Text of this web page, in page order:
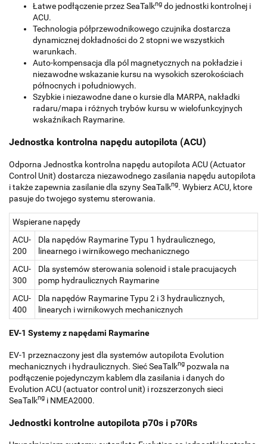
Łatwe podłączenie przez SeaTalkng do jednostki kontrolnej i
ACU.
Technologia półprzewodnikowego czujnika dostarcza
dynamicznej dokładności do 2 stopni we wszystkich
warunkach.
Auto-kompensacja dla pól magnetycznych na pokładzie i
niezawodne wskazanie kursu na wysokich szerokościach
północnych i południowych.
Szybkie i niezawodne dane o kursie dla MARPA, nakładki
radaru/mapa i różnych trybów kursu w wielofunkcyjnych
wskaźnikach Raymarine.
Jednostka kontrolna napędu autopilota (ACU)
Odporna Jednostka kontrolna napędu autopilota ACU (Actuator
Control Unit) dostarcza niezawodnego zasilania napędu autopilota
i także zapewnia zasilanie dla szyny SeaTalkng. Wybierz ACU, ktore
pasuje do twojego systemu sterowania.
Wspierane napędy
ACU-
200
Dla napędów Raymarine Typu 1 hydraulicznego,
linearnego i wirnikowego mechanicznego
ACU-
300
Dla systemów sterowania solenoid i stale pracujacych
pomp hydraulicznych Raymarine
ACU-
400
Dla napędów Raymarine Typu 2 i 3 hydraulicznych,
linearych i wirnikowych mechanicznych
EV-1 Systemy z napędami Raymarine
EV-1 przeznaczony jest dla systemów autopilota Evolution
mechanicznych i hydraulicznych. Sieć SeaTalkng pozwala na
podłączenie pojedynczym kablem dla zasilania i danych do
Evolution ACU (actuator control unit) i rozszerzonych sieci
SeaTalkng i NMEA2000.
Jednostki kontrolne autopilota p70s i p70Rs